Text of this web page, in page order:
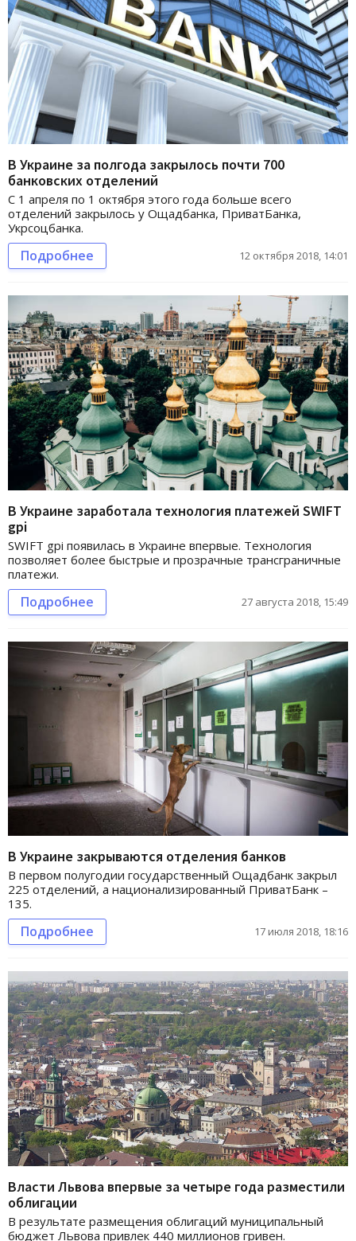
В Украине за полгода закрылось почти 700
банковских отделений
С 1 апреля по 1 октября этого года больше всего
отделений закрылось у Ощадбанка, ПриватБанка,
Укрсоцбанка.
Подробнее 12 октября 2018, 14:01
В Украине заработала технология платежей SWIFT
gpi
SWIFT gpi появилась в Украине впервые. Технология
позволяет более быстрые и прозрачные трансграничные
платежи.
Подробнее 27 августа 2018, 15:49
В Украине закрываются отделения банков
В первом полугодии государственный Ощадбанк закрыл
225 отделений, а национализированный ПриватБанк –
135.
Подробнее 17 июля 2018, 18:16
Власти Львова впервые за четыре года разместили
облигации
В результате размещения облигаций муниципальный
бюджет Львова привлек 440 миллионов гривен.